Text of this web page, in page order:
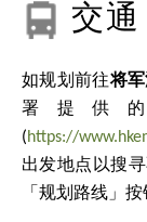
交通
如规划前往将
署提供
(https://
出发地点以搜
「规划路线」按